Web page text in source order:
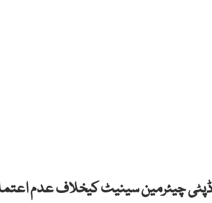
ڈپٹی چیئرمین سینیٹ کیخلاف عدم